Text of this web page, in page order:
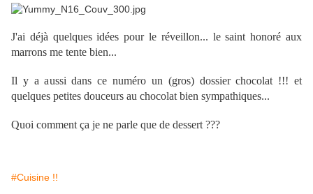
J'ai déjà quelques idées pour le réveillon... le saint honoré aux
marrons me tente bien...
Il y a aussi dans ce numéro un (gros) dossier chocolat !!! et
quelques petites douceurs au chocolat bien sympathiques...
Quoi comment ça je ne parle que de dessert ???
#Cuisine !!